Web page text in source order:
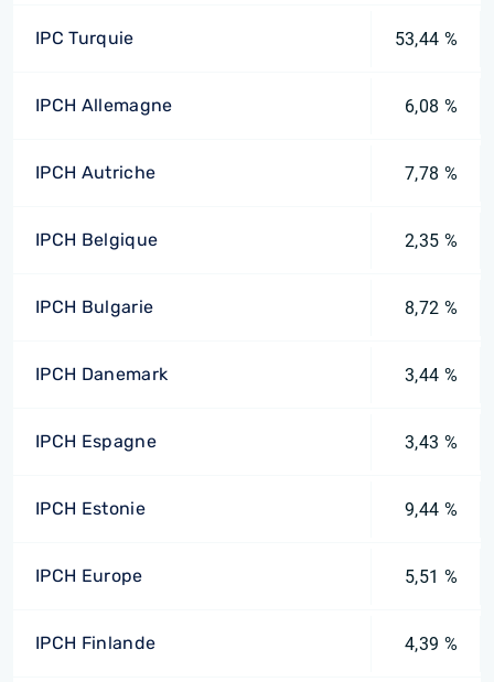
IPC Turquie 53,44 %
IPCH Allemagne 6,08 %
IPCH Autriche 7,78 %
IPCH Belgique 2,35 %
IPCH Bulgarie 8,72 %
IPCH Danemark 3,44 %
IPCH Espagne 3,43 %
IPCH Estonie 9,44 %
IPCH Europe 5,51 %
IPCH Finlande 4,39 %